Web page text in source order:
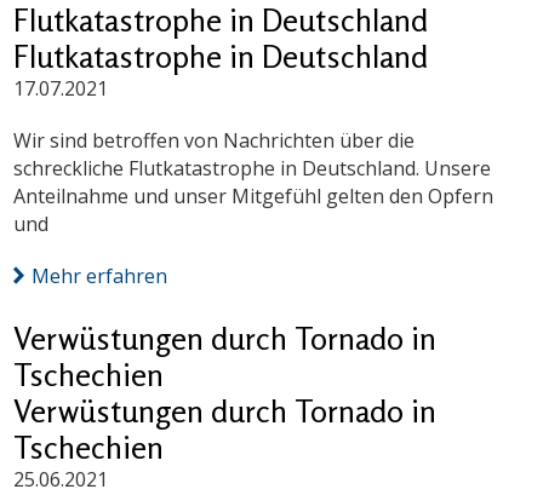
Flutkatastrophe in Deutschland
Flutkatastrophe in Deutschland
17.07.2021
Wir sind betroffen von Nachrichten über die
schreckliche Flutkatastrophe in Deutschland. Unsere
Anteilnahme und unser Mitgefühl gelten den Opfern
und
Mehr erfahren
Verwüstungen durch Tornado in
Tschechien
Verwüstungen durch Tornado in
Tschechien
25.06.2021